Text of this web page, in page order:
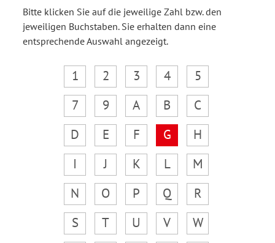
Bitte klicken Sie auf die jeweilige Zahl bzw. den
jeweiligen Buchstaben. Sie erhalten dann eine
entsprechende Auswahl angezeigt.
1 2 3 4
5
7
9 A B
C
D
E F G
H
I
J K L
M
N
O P Q
R
S
T U V
W